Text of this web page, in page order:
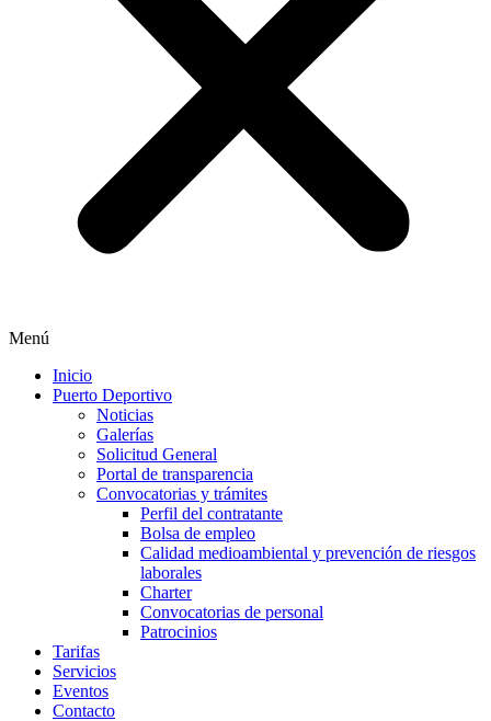
Menú
Inicio
Puerto Deportivo
Noticias
Galerías
Solicitud General
Portal de transparencia
Convocatorias y trámites
Perfil del contratante
Bolsa de empleo
Calidad medioambiental y prevención de riesgos
laborales
Charter
Convocatorias de personal
Patrocinios
Tarifas
Servicios
Eventos
Contacto